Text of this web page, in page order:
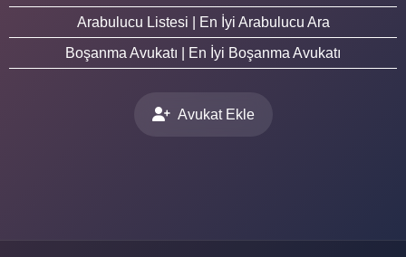
Arabulucu Listesi | En İyi Arabulucu Ara
Boşanma Avukatı | En İyi Boşanma Avukatı
Avukat Ekle